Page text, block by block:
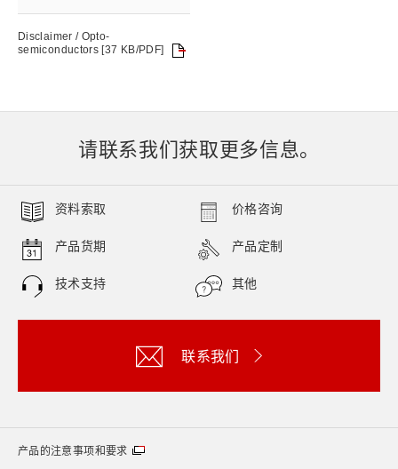
Disclaimer / Opto-
semiconductors [37 KB/PDF]
请联系我们获取更多信息。
资料索取 价格咨询
产品货期 产品定制
技术支持 其他
联系我们
产品的注意事项和要求